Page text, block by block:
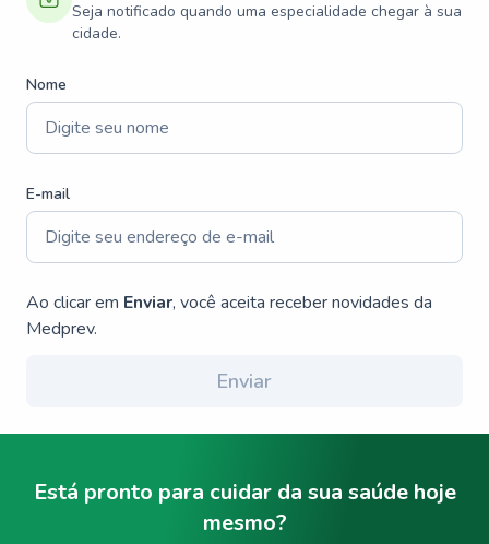
Seja notificado quando uma especialidade chegar à sua
cidade.
Nome
E-mail
Ao clicar em Enviar, você aceita receber novidades da
Medprev.
Enviar
Está pronto para cuidar da sua saúde hoje
mesmo?